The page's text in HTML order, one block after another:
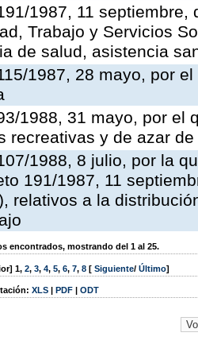
1987, 11
Trabajo y Servicios
de salud, asistencia
1987, 28 mayo, por
1988, 31 mayo, por el
recreativas y de azar
1988, 8 julio, por la
191/1987, 11
relativos a la
encontrados, mostrando del 1 al 25.
1, 2, 3, 4, 5, 6, 7, 8 [ Siguiente/ Último]
XLS | PDF | ODT